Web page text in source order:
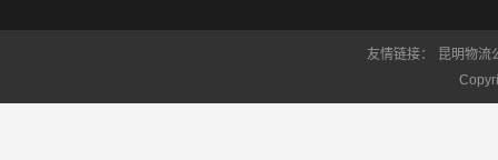
友情链接：
昆明物流